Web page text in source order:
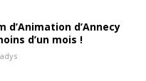
d’Animation d’Annecy
d’un mois !